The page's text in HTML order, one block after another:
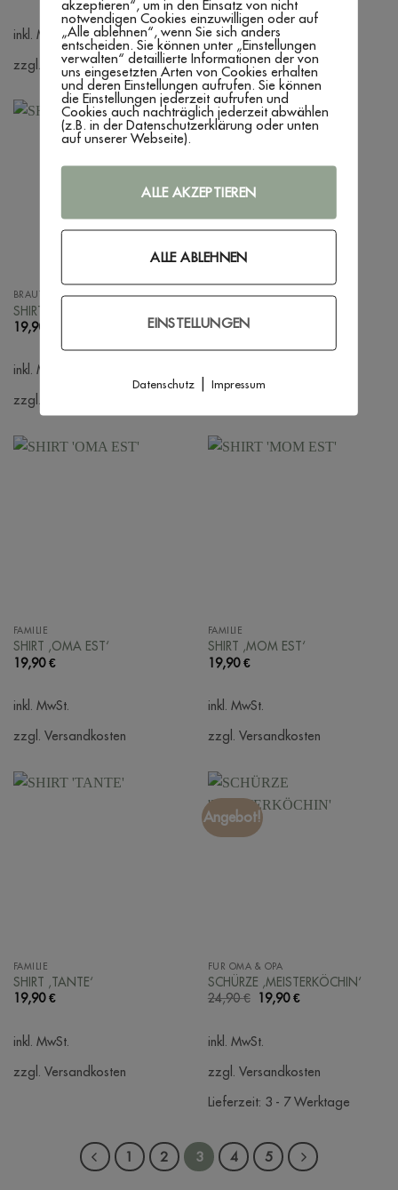
inkl. MwSt.
zzgl. Versandkosten
inkl. MwSt.
zzgl. Versandkosten
BRAUT UND BRÄUTIGAM
SHIRT ‚WIFEY‘
19,90
inkl. MwSt.
zzgl. Versandkosten
FAMILIE
19,90€
FAMILIE
SHIRT ‚OMA EST‘
19,90€
inkl. MwSt.
zzgl. Versandkosten
FAMILIE
SHIRT ‚MOM EST‘
19,90€
inkl. MwSt.
zzgl. Versandkosten
FAMILIE
SHIRT ‚TANTE‘
19,90€
inkl. MwSt.
zzgl. Versandkosten
Angebot!
FÜR OMA & OPA
SCHÜRZE ‚MEISTERKÖCHIN‘
24,90€ Ursprünglicher
Preis
19,90€Aktueller
inkl. MwSt.
zzgl. Versandkosten
Lieferzeit: 3 - 7 Werktage
1 2 3 4 5
akzeptieren“, um in den Einsatz von nicht
notwendigen Cookies einzuwilligen oder auf
„Alle ablehnen“, wenn Sie sich anders
entscheiden. Sie können unter „Einstellungen
verwalten“ detaillierte Informationen der von
uns eingesetzten Arten von Cookies erhalten
und deren Einstellungen aufrufen. Sie können
die Einstellungen jederzeit aufrufen und
Cookies auch nachträglich jederzeit abwählen
(z.B. in der Datenschutzerklärung oder unten
auf unserer Webseite).
ALLE AKZEPTIEREN
ALLE ABLEHNEN
EINSTELLUNGEN
Datenschutz| Impressum